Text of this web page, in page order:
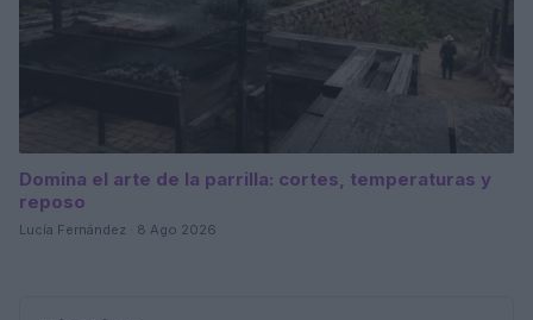
Domina el arte de la parrilla: cortes, temperaturas y
reposo
Lucía Fernández · 8 Ago 2026